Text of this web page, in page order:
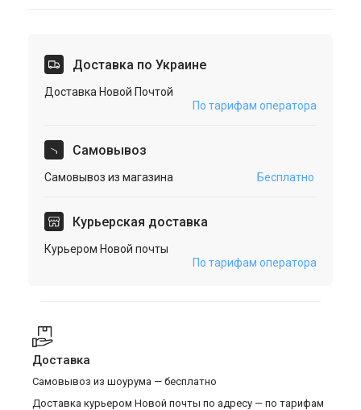
Доставка по Украине
Доставка Новой Почтой
По тарифам оператора
Cамовывоз
Самовывоз из магазина Бесплатно
Курьерская доставка
Курьером Новой почты
По тарифам оператора
Доставка
Самовывоз из шоурума — бесплатно
Доставка курьером Новой почты по адресу — по тарифам